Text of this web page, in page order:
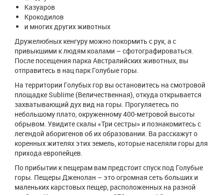
Казуаров
Крокодилов
и многих других животных
Дружелюбных кенгуру можно покормить с рук, а с
привыкшими к людям коалами – сфотографироваться.
После посещения парка Австралийских животных, вы
отправитесь в нац парк Голубые горы.
На территории Голубых гор вы остановитесь на смотровой
площадке Sublime (Величественная), откуда открывается
захватывающий дух вид на горы. Прогуляетесь по
небольшому плато, окруженному 400-метровой высоты
обрывом. Увидите скалы «Три сестры» и познакомитесь с
легендой аборигенов об их образовании. Ва расскажут о
коренных жителях этих земель, которые населяли горы для
прихода европейцев.
По прибытии к пещерам вам предстоит спуск под Голубые
горы. Пещеры Дженолан – это огромная сеть больших и
маленьких карстовых пещер, расположенных на разной